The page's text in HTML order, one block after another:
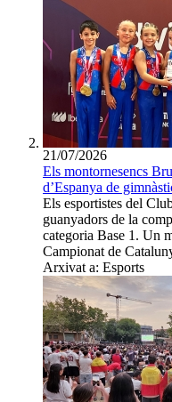
21/07/2026
Els montornesencs
d’Espanya de
Els esportistes del
guanyadors de la
categoria Base 1. Un
Campionat de
Arxivat a: Esports